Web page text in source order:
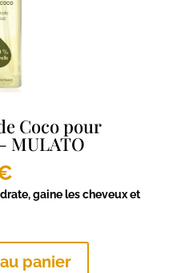
Coco pour
MULATO
Le
prix
actuel
14,32 €.
gaine les cheveux et
panier